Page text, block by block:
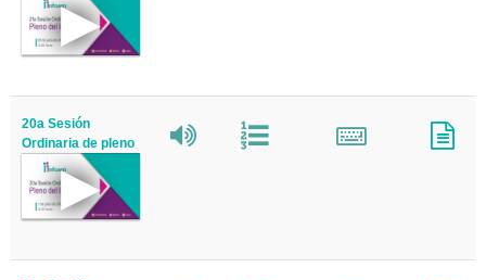
20a Sesión
Ordinaria de pleno